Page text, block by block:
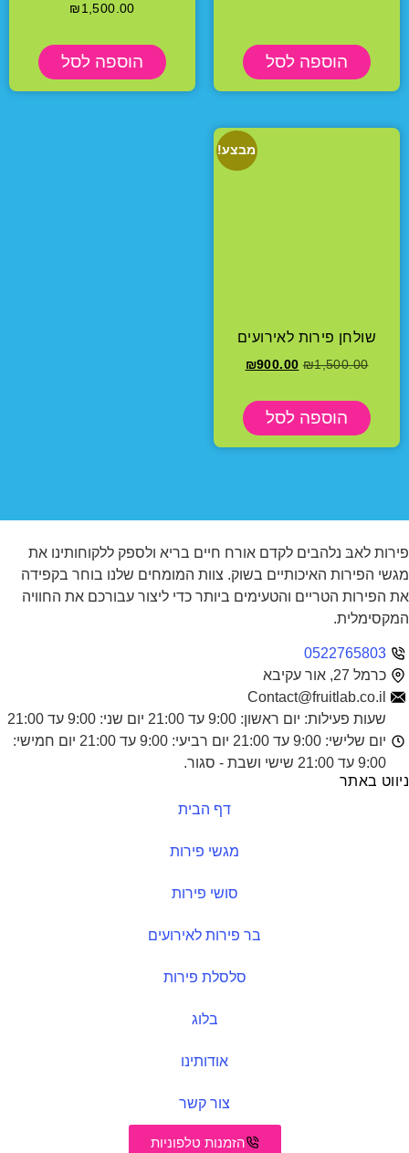
הוספה לסל
₪ 1,500.00
הוספה לסל
מבצע!
שולחן פירות לאירועים
₪1,500.00
₪900.00
הוספה לסל
פירות לאבּ נלהבים לקדם אורח חיים בריא ולספק ללקוחותינו את
מגשי הפירות האיכותיים בשוק. צוות המומחים שלנו בוחר בקפידה
את הפירות הטריים והטעימים ביותר כדי ליצור עבורכם את החוויה
המקסימלית.
0522765803
כרמל 27, אור עקיבא
Contact@fruitlab.co.il
שעות פעילות: יום ראשון: 9:00 עד 21:00 יום שני: 9:00 עד 21:00
יום שלישי: 9:00 עד 21:00 יום רביעי: 9:00 עד 21:00 יום חמישי:
9:00 עד 21:00 שישי ושבת - סגור.
ניווט באתר
דף הבית
מגשי פירות
סושי פירות
בר פירות לאירועים
סלסלת פירות
בלוג
אודותינו
צור קשר
הזמנות טלפוניות